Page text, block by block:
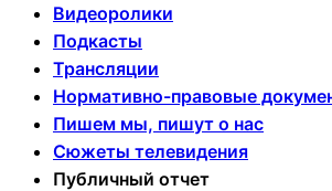
Видеоролики
Подкасты
Трансляции
Нормативно-правовые
Пишем мы, пишут о нас
Сюжеты телевидения
Публичный отчет